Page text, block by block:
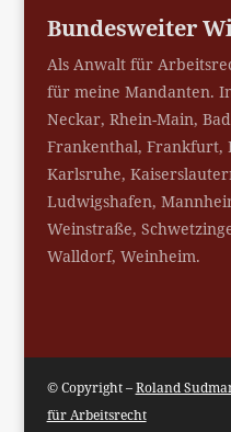
Bundesweiter
Als Anwalt für
für meine Mandanten.
Neckar, Rhein-Main,
Frankenthal, Frankfurt,
Karlsruhe,
Ludwigshafen,
Weinstraße,
Walldorf, Weinheim.
© Copyright –Roland
für Arbeitsrecht